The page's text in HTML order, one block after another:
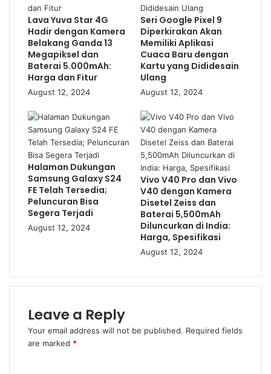
Lava Yuva Star 4G
Hadir dengan Kamera
Belakang Ganda 13
Megapiksel dan
Baterai 5.000mAh:
Harga dan Fitur
August 12, 2024
Seri Google Pixel 9
Diperkirakan Akan
Memiliki Aplikasi
Cuaca Baru dengan
Kartu yang Dididesain
Ulang
August 12, 2024
Halaman Dukungan
Samsung Galaxy S24
FE Telah Tersedia;
Peluncuran Bisa
Segera Terjadi
August 12, 2024
Vivo V40 Pro dan Vivo
V40 dengan Kamera
Disetel Zeiss dan
Baterai 5,500mAh
Diluncurkan di India:
Harga, Spesifikasi
August 12, 2024
Leave a Reply
Your email address will not be published. Required fields
are marked *